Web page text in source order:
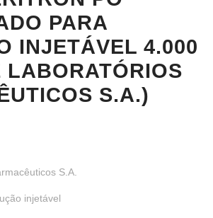
PARA
INJETÁVEL 4.000
LABORATÓRIOS
S.A.)
S.A.
injetável